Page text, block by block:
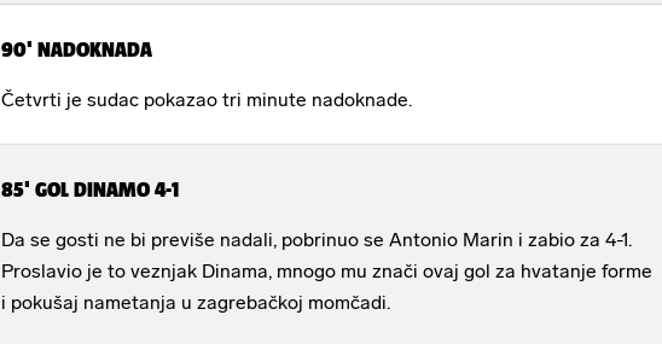
90' NADOKNADA
Četvrti je sudac pokazao tri minute nadoknade.
85' GOL DINAMO 4-1
Da se gosti ne bi previše nadali, pobrinuo se Antonio Marin i zabio za 4-1.
Proslavio je to veznjak Dinama, mnogo mu znači ovaj gol za hvatanje forme
i pokušaj nametanja u zagrebačkoj momčadi.